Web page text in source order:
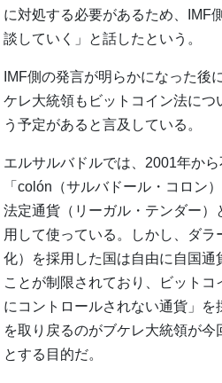
に対処する必要があるため、IMF
談していく」と話したという。
IMF側の発言が明らかになった後
ケレ大統領もビットコイン法につ
う予定があると言及している。
エルサルバドルでは、2001年か
「colón（サルバドール・コロン
法定通貨（リーガル・テンダー
用して使っている。しかし、ダ
化）を採用した国は自由に自国通
ことが制限されており、ビットコ
にコントロールされない通貨」
を取り戻るのがブケレ大統領が
とする目的だ。